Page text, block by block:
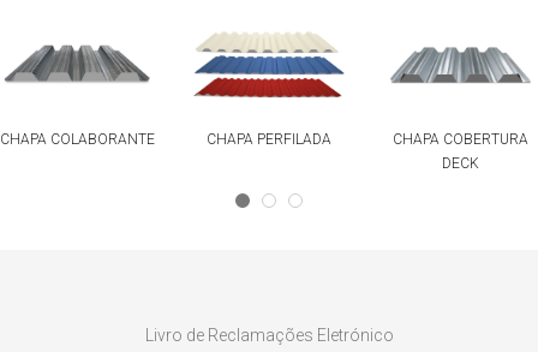
CHAPA COLABORANTE CHAPA PERFILADA
CHAPA COBERTURA
DECK
Livro de Reclamações Eletrónico